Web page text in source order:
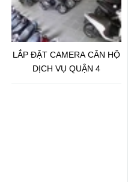
LẮP ĐẶT CAMERA CĂN HỘ
DỊCH VỤ QUẬN 4